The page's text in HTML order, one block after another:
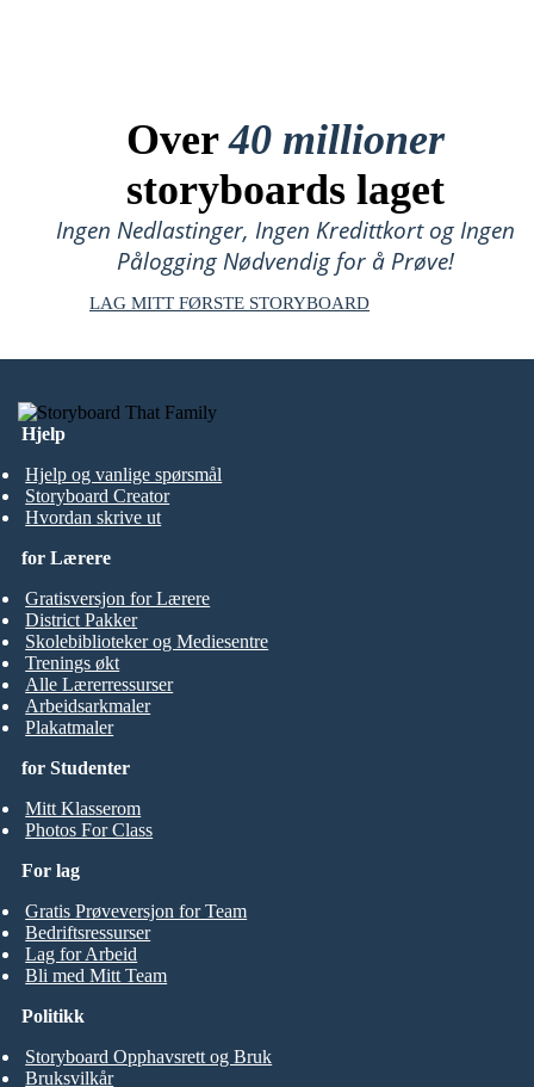
Over40 millioner
storyboards laget
Ingen Nedlastinger, Ingen Kredittkort og Ingen
Pålogging Nødvendig for å Prøve!
LAG MITT FØRSTE STORYBOARD
Hjelp
Hjelp og vanlige spørsmål
Storyboard Creator
Hvordan skrive ut
for Studenter
Mitt Klasserom
Photos For Class
for Lærere
Gratisversjon for Lærere
District Pakker
Skolebiblioteker og Mediesentre
Trenings økt
Alle Lærerressurser
Arbeidsarkmaler
Plakatmaler
For lag
Gratis Prøveversjon for Team
Bedriftsressurser
Lag for Arbeid
Bli med Mitt Team
Politikk
Storyboard Opphavsrett og Bruk
Bruksvilkår